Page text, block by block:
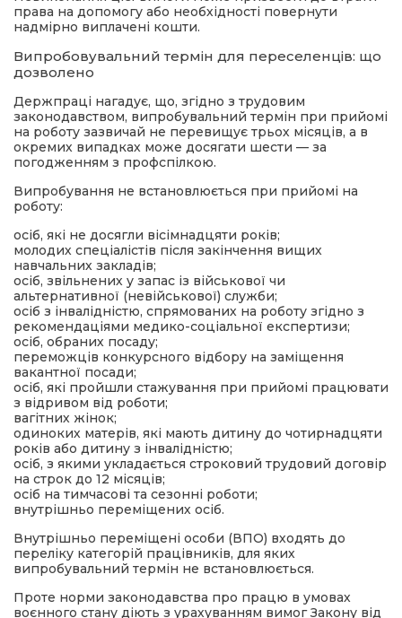
права на допомогу або необхідності повернути
надмірно виплачені кошти.
Випробовувальний термін для переселенців: що
дозволено
Держпраці нагадує, що, згідно з трудовим
законодавством, випробувальний термін при прийомі
на роботу зазвичай не перевищує трьох місяців, а в
окремих випадках може досягати шести — за
погодженням з профспілкою.
Випробування не встановлюється при прийомі на
роботу:
осіб, які не досягли вісімнадцяти років;
молодих спеціалістів після закінчення вищих
навчальних закладів;
осіб, звільнених у запас із військової чи
альтернативної (невійськової) служби;
осіб з інвалідністю, спрямованих на роботу згідно з
рекомендаціями медико-соціальної експертизи;
осіб, обраних посаду;
переможців конкурсного відбору на заміщення
вакантної посади;
осіб, які пройшли стажування при прийомі працювати
з відривом від роботи;
вагітних жінок;
одиноких матерів, які мають дитину до чотирнадцяти
років або дитину з інвалідністю;
осіб, з якими укладається строковий трудовий договір
на строк до 12 місяців;
осіб на тимчасові та сезонні роботи;
внутрішньо переміщених осіб.
Внутрішньо переміщені особи (ВПО) входять до
переліку категорій працівників, для яких
випробувальний термін не встановлюється.
Проте норми законодавства про працю в умовах
воєнного стану діють з урахуванням вимог Закону від